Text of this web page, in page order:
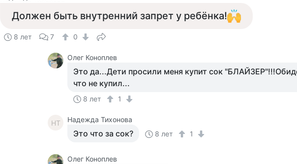
Должен быть внутренний запрет у ребёнка!
8 лет 7 0
Олег Коноплев
Это да...Дети просили меня купит сок
что не купил...
8 лет 1
НТ Надежда Тихонова
Это что за сок? 8 лет 1
Олег Коноплев